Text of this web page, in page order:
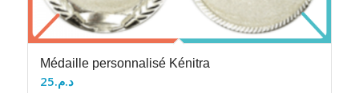
Médaille personnalisé Kénitra
د.م.25